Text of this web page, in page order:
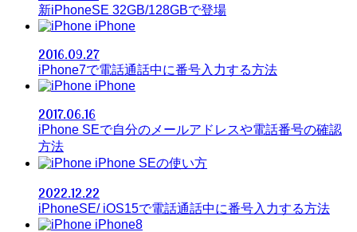
新iPhoneSE 32GB/128GBで登場
iPhone
2016.09.27
iPhone7で電話通話中に番号入力する方法
iPhone
2017.06.16
iPhone SEで自分のメールアドレスや電話番号の確認
方法
iPhone SEの使い方
2022.12.22
iPhoneSE/ iOS15で電話通話中に番号入力する方法
iPhone8